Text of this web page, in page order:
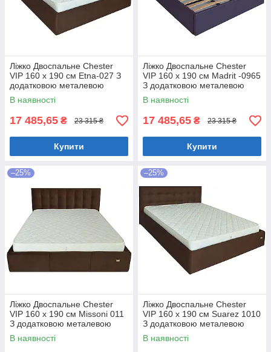
Ліжко Двоспальне Chester
VIP 160 х 190 см Etna-027 З
додатковою металевою
цільнозварною рамою
Коричневий
В наявності
17 485,65 ₴ 23 315 ₴
Купити
Ліжко Двоспальне Chester
VIP 160 х 190 см Madrit -0965
З додатковою металевою
цільнозварною рамою
Фіолетовий
В наявності
17 485,65 ₴ 23 315 ₴
Купити
–25%
Ліжко Двоспальне Chester
VIP 160 х 190 см Missoni 011
З додатковою металевою
цільнозварною рамою
Темно-коричневий
В наявності
–25%
Ліжко Двоспальне Chester
VIP 160 х 190 см Suarez 1010
З додатковою металевою
цільнозварною рамою
Коричневий
В наявності